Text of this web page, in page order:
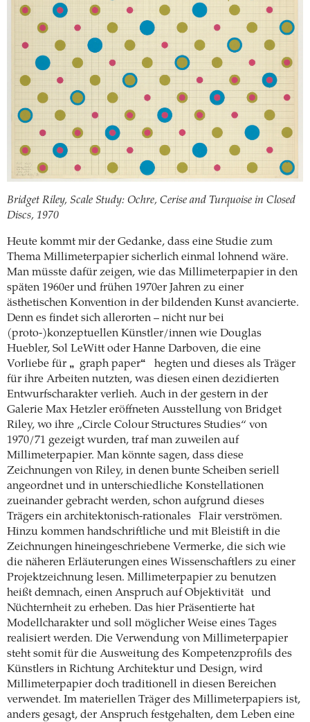
Bridget Riley, Scale Study: Ochre, Cerise and Turquoise in Closed
Discs, 1970
Heute kommt mir der Gedanke, dass eine Studie zum
Thema Millimeterpapier sicherlich einmal lohnend wäre.
Man müsste dafür zeigen, wie das Millimeterpapier in den
späten 1960er und frühen 1970er Jahren zu einer
ästhetischen Konvention in der bildenden Kunst avancierte.
Denn es findet sich allerorten – nicht nur bei
(proto-)konzeptuellen Künstler/innen wie Douglas
Huebler, Sol LeWitt oder Hanne Darboven, die eine
Vorliebe für „ graph paper“
hegten und dieses als Träger
für ihre Arbeiten nutzten, was diesen einen dezidierten
Entwurfscharakter verlieh. Auch in der gestern in der
Galerie Max Hetzler eröffneten Ausstellung von Bridget
Riley, wo ihre „Circle Colour Structures Studies“ von
1970/71 gezeigt wurden, traf man zuweilen auf
Millimeterpapier. Man könnte sagen, dass diese
Zeichnungen von Riley, in denen bunte Scheiben seriell
angeordnet und in unterschiedliche Konstellationen
zueinander gebracht werden, schon aufgrund dieses
Trägers ein architektonisch-rationales
Flair verströmen.
Hinzu kommen handschriftliche und mit Bleistift in die
Zeichnungen hineingeschriebene Vermerke, die sich wie
die näheren Erläuterungen eines Wissenschaftlers zu einer
Projektzeichnung lesen. Millimeterpapier zu benutzen
heißt demnach, einen Anspruch auf Objektivität
und
Nüchternheit zu erheben. Das hier Präsentierte hat
Modellcharakter und soll möglicher Weise eines Tages
realisiert werden. Die Verwendung von Millimeterpapier
steht somit für die Ausweitung des Kompetenzprofils des
Künstlers in Richtung Architektur und Design, wird
Millimeterpapier doch traditionell in diesen Bereichen
verwendet. Im materiellen Träger des Millimeterpapiers ist,
anders gesagt, der Anspruch festgehalten, dem Leben eine